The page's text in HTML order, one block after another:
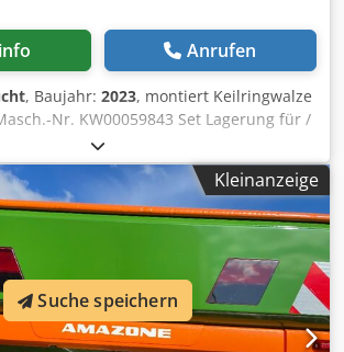
Anrufen
, Baujahr: 2023, montiert Keilringwalze
Nr. KW00059843 Set Lagerung für /
- Scheibenträgerfeld
/ Arbeitstiefen- verstellung LED-
Straße für starre Maschinen / Scheibe
Eonof
Kleinanzeige
Suche speichern